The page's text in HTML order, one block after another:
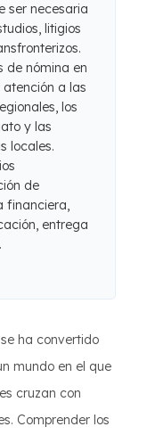
ser necesaria
litigios
de nómina en
atención a las
los
y las
locales.
de
financiera,
entrega
ha convertido
mundo en el que
cruzan con
Comprender los